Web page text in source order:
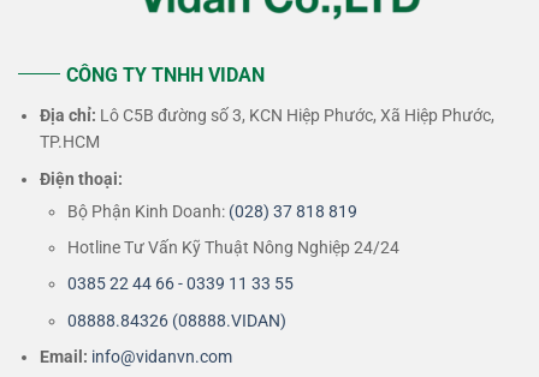
CÔNG TY TNHH VIDAN
Địa chỉ: Lô C5B đường số 3, KCN Hiệp Phước, Xã Hiệp Phước,
TP.HCM
Điện thoại:
Bộ Phận Kinh Doanh: (028) 37 818 819
Hotline Tư Vấn Kỹ Thuật Nông Nghiệp 24/24
0385 22 44 66 - 0339 11 33 55
08888.84326 (08888.VIDAN)
Email: info@vidanvn.com